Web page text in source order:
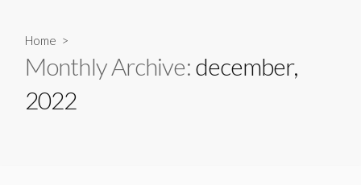
Home >
Monthly Archive:december,
2022